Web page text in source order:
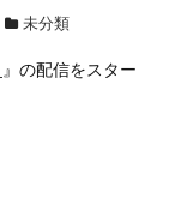
未分類
』の配信をスター